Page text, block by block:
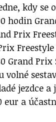
kdy se
hodin
Prix
Grand Prix
volné
jezdce
eur a